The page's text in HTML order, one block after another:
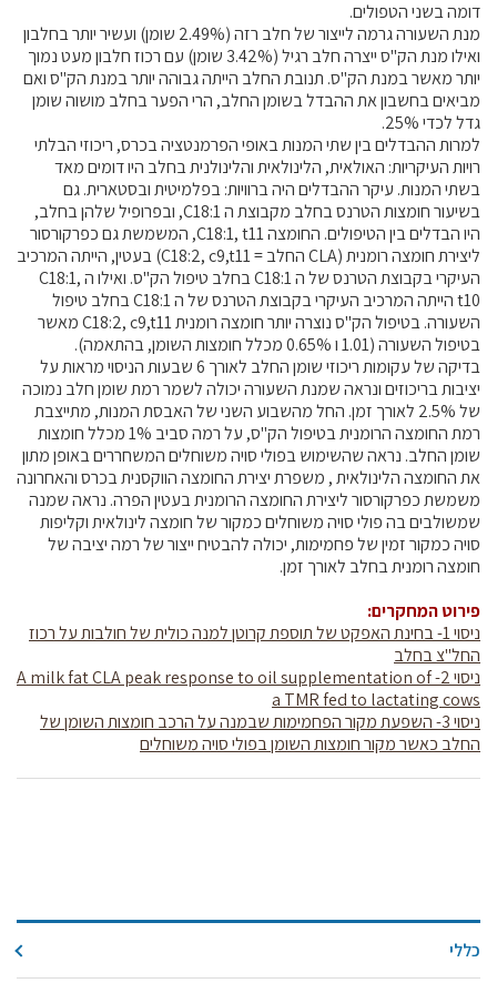
דומה בשני הטפולים.
מנת השעורה גרמה לייצור של חלב רזה (2.49% שומן) ועשיר יותר בחלבון
ואילו מנת הק"ס ייצרה חלב רגיל (3.42% שומן) עם רכוז חלבון מעט נמוך
יותר מאשר במנת הק"ס. תנובת החלב הייתה גבוהה יותר במנת הק"ס ואם
מביאים בחשבון את ההבדל בשומן החלב, הרי הפער בחלב מושוה שומן
גדל לכדי 25%.
למרות ההבדלים בין שתי המנות באופי הפרמנטציה בכרס, ריכוזי הבלתי
רויות העיקריות: האולאית, הלינולאית והלינולנית בחלב היו דומים מאד
בשתי המנות. עיקר ההבדלים היה ברוויות: בפלמיטית ובסטארית. גם
בשיעור חומצות הטרנס בחלב מקבוצת ה C18:1, ובפרופיל שלהן בחלב,
היו הבדלים בין הטיפולים. החומצה C18:1, t11, המשמשת גם כפרקורסור
ליצירת חומצה רומנית (CLA החלב = C18:2, c9,t11) בעטין, הייתה המרכיב
העיקרי בקבוצת הטרנס של ה C18:1 בחלב טיפול הק"ס. ואילו ה C18:1,
t10 הייתה המרכיב העיקרי בקבוצת הטרנס של ה C18:1 בחלב טיפול
השעורה. בטיפול הק"ס נוצרה יותר חומצה רומנית C18:2, c9,t11 מאשר
בטיפול השעורה (1.01 ו 0.65% מכלל חומצות השומן, בהתאמה).
בדיקה של עקומות ריכוזי שומן החלב לאורך 6 שבעות הניסוי מראות על
יציבות בריכוזים ונראה שמנת השעורה יכולה לשמר רמת שומן חלב נמוכה
של 2.5% לאורך זמן. החל מהשבוע השני של האבסת המנות, מתייצבת
רמת החומצה הרומנית בטיפול הק"ס, על רמה סביב 1% מכלל חומצות
שומן החלב. נראה שהשימוש בפולי סויה משוחלים המשחררים באופן מתון
את החומצה הלינולאית , משפרת יצירת החומצה הווקסנית בכרס והאחרונה
משמשת כפרקורסור ליצירת החומצה הרומנית בעטין הפרה. נראה שמנה
שמשולבים בה פולי סויה משוחלים כמקור של חומצה לינולאית וקליפות
סויה כמקור זמין של פחמימות, יכולה להבטיח ייצור של רמה יציבה של
חומצה רומנית בחלב לאורך זמן.
פירוט המחקרים:
ניסוי 1- בחינת האפקט של תוספת קרוטן למנה כולית של חולבות על רכוז
החל"צ בחלב
ניסוי 2- A milk fat CLA peak response to oil supplementation of
a TMR fed to lactating cows
ניסוי 3- השפעת מקור הפחמימות שבמנה על הרכב חומצות השומן של
החלב כאשר מקור חומצות השומן בפולי סויה משוחלים
כללי